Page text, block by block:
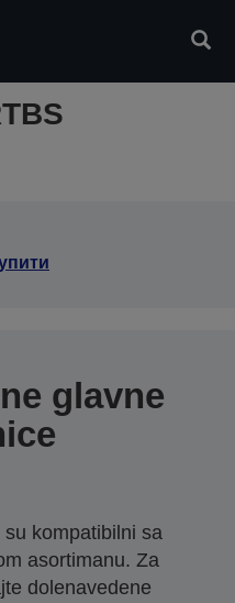
glavne
kompatibilni sa
asortimanu. Za
dolenavedene